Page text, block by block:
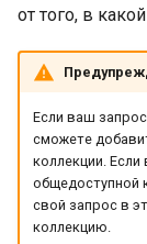
от того, в
Если ваш
сможете
коллекции.
общедоступной
свой запрос в
коллекцию.